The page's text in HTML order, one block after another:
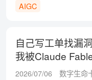
AIGC
自己写工单找漏
我被Claude
瞬间
2026/07/06
数字生命